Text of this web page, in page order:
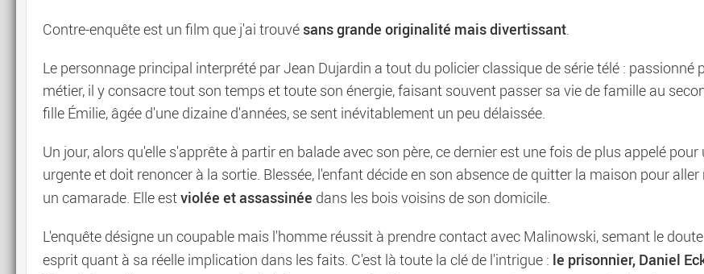
Contre-enquête est un film que j'ai trouvésans grande originalité mais divertissant.
Le personnage principal interprété par Jean Dujardin a tout du policier classique de série télé : passionné
métier, il y consacre tout son temps et toute son énergie, faisant souvent passer sa vie de famille au
fille Émilie, âgée d'une dizaine d'années, se sent inévitablement un peu délaissée.
Un jour, alors qu'elle s'apprête à partir en balade avec son père, ce dernier est une fois de plus appelé
urgente et doit renoncer à la sortie. Blessée, l'enfant décide en son absence de quitter la maison pour
un camarade. Elle estviolée et assassinée dans les bois voisins de son domicile.
L'enquête désigne un coupable mais l'homme réussit à prendre contact avec Malinowski, semant le
esprit quant à sa réelle implication dans les faits. C'est là toute la clé de l'intrigue : le prisonnier, Daniel